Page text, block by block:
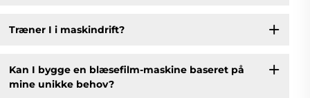
Træner I i maskindrift?
Kan I bygge en blæsefilm-maskine baseret på
mine unikke behov?